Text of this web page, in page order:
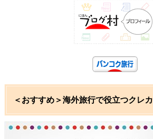
＜おすすめ＞海外旅行で役立つクレカ